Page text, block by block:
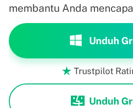
membantu Anda
Unduh
 Trustpilot
Unduh